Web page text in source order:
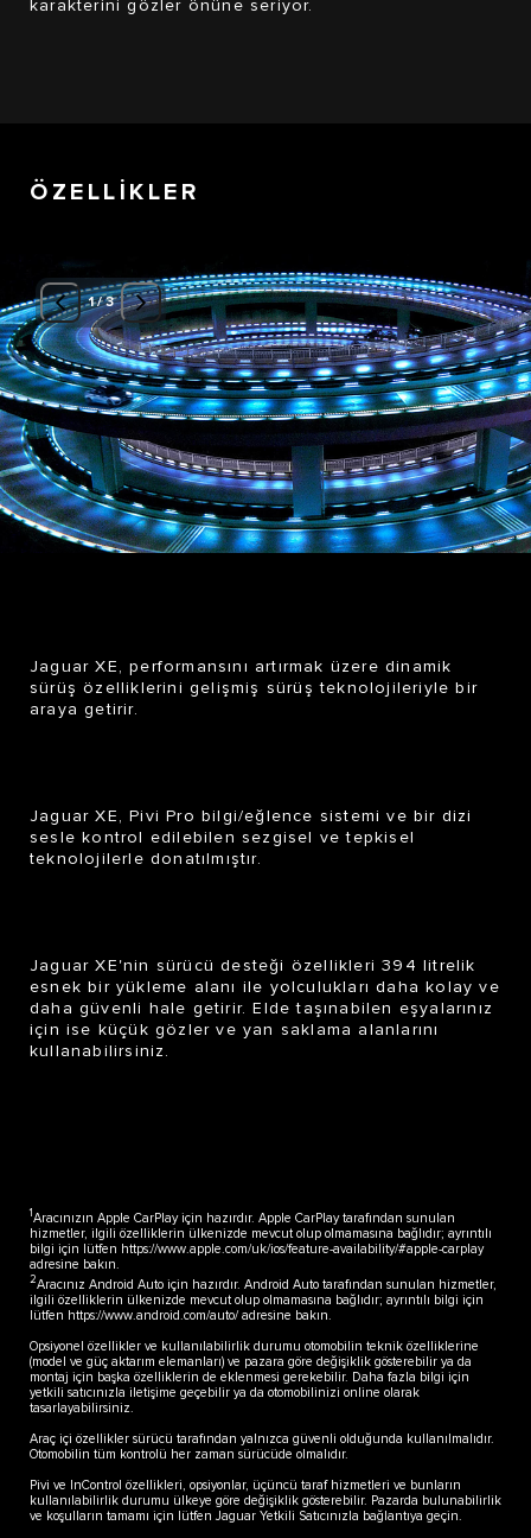
karakterini gözler önüne seriyor.
ÖZELLİKLER
1/3
Jaguar XE, performansını artırmak üzere dinamik
sürüş özelliklerini gelişmiş sürüş teknolojileriyle bir
araya getirir.
Jaguar XE, Pivi Pro bilgi/eğlence sistemi ve bir dizi
sesle kontrol edilebilen sezgisel ve tepkisel
teknolojilerle donatılmıştır.
Jaguar XE'nin sürücü desteği özellikleri 394 litrelik
esnek bir yükleme alanı ile yolculukları daha kolay ve
daha güvenli hale getirir. Elde taşınabilen eşyalarınız
için ise küçük gözler ve yan saklama alanlarını
kullanabilirsiniz.
1Aracınızın Apple CarPlay için hazırdır. Apple CarPlay tarafından sunulan
hizmetler, ilgili özelliklerin ülkenizde mevcut olup olmamasına bağlıdır; ayrıntılı
bilgi için lütfen https://www.apple.com/uk/ios/feature-availability/#apple-carplay
adresine bakın.
2Aracınız Android Auto için hazırdır. Android Auto tarafından sunulan hizmetler,
ilgili özelliklerin ülkenizde mevcut olup olmamasına bağlıdır; ayrıntılı bilgi için
lütfen https://www.android.com/auto/adresine bakın.
Opsiyonel özellikler ve kullanılabilirlik durumu otomobilin teknik özelliklerine
(model ve güç aktarım elemanları) ve pazara göre değişiklik gösterebilir ya da
montaj için başka özelliklerin de eklenmesi gerekebilir. Daha fazla bilgi için
yetkili satıcınızla iletişime geçebilir ya da otomobilinizi online olarak
tasarlayabilirsiniz.
Araç içi özellikler sürücü tarafından yalnızca güvenli olduğunda kullanılmalıdır.
Otomobilin tüm kontrolü her zaman sürücüde olmalıdır.
Pivi ve InControl özellikleri, opsiyonlar, üçüncü taraf hizmetleri ve bunların
kullanılabilirlik durumu ülkeye göre değişiklik gösterebilir. Pazarda bulunabilirlik
ve koşulların tamamı için lütfen Jaguar Yetkili Satıcınızla bağlantıya geçin.